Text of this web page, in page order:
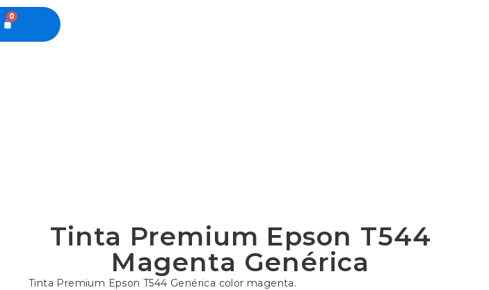
Tinta Premium Epson T544
Magenta Genérica
Tinta Premium Epson T544 Genérica color magenta.